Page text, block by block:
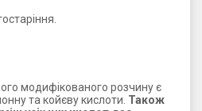
модифікованого розчину є
та койєву кислоти. Також